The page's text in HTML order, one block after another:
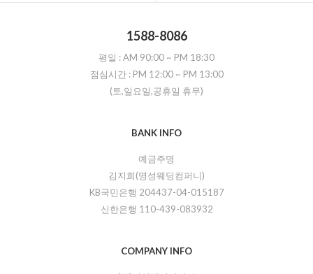
1588-8086
평일 :AM 90:00 ~ PM 18:30
점심시간 : PM 12:00~ PM 13:00
(토,일요일,공휴일 휴무)
BANK INFO
예금주명
김지희(명성웨딩컴퍼니)
KB국민은행 204437-04-015187
신한은행 110-439-083932
COMPANY INFO